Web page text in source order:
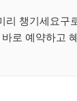
리 챙기세요구
로 예약하고